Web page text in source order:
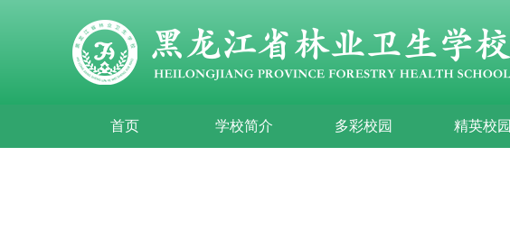
首页 学校简介 多彩校园 精英校园